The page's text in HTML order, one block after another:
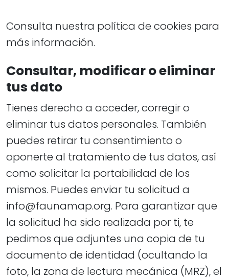
Consulta nuestra política de cookies para
más información.
Consultar, modificar o eliminar
tus dato
Tienes derecho a acceder, corregir o
eliminar tus datos personales. También
puedes retirar tu consentimiento o
oponerte al tratamiento de tus datos, así
como solicitar la portabilidad de los
mismos. Puedes enviar tu solicitud a
info@faunamap.org. Para garantizar que
la solicitud ha sido realizada por ti, te
pedimos que adjuntes una copia de tu
documento de identidad (ocultando la
foto, la zona de lectura mecánica (MRZ), el